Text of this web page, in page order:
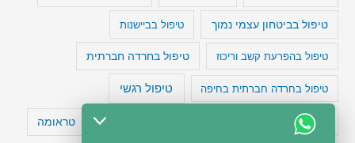
טיפול בביטחון עצמי נמוך טיפול בביישנות
טיפול בהפרעת קשב וריכוז טיפול בחרדה חברתית
טיפול בחרדה חברתית בחיפה טיפול רגשי
טיפול תרופתי להפרעת קשב טעויות חשיבה טראומה